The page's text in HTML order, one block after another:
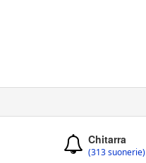
Chitarra
(313 suonerie)